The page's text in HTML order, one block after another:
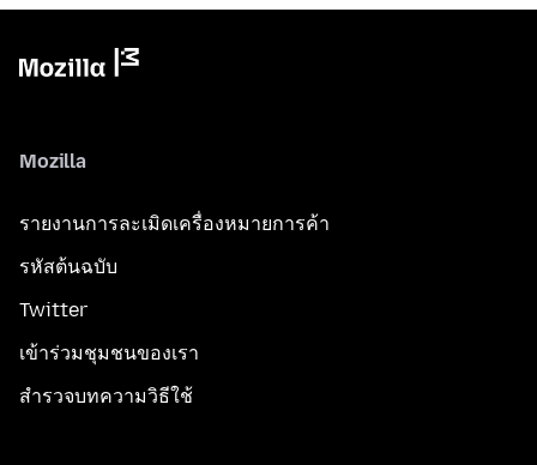
Mozilla
รายงานการละเมิดเครื่องหมายการค้า
รหัสต้นฉบับ
Twitter
เข้าร่วมชุมชนของเรา
สำรวจบทความวิธีใช้